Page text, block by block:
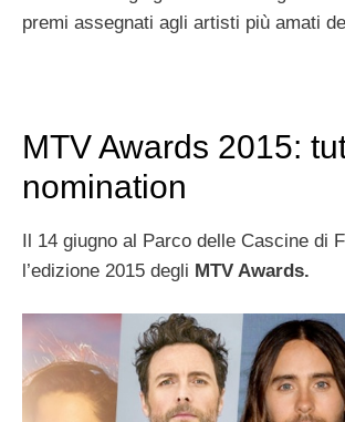
premi assegnati agli artisti più amati
MTV Awards 2015:
nomination
Il 14 giugno al Parco delle Cascine di
l’edizione 2015 degli MTV Awards.